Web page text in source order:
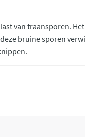
van traansporen.
bruine sporen